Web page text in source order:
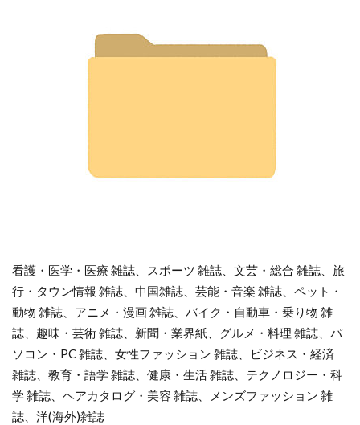
看護・医学・医療 雑誌、スポーツ 雑誌、文芸・総合 雑誌、旅
行・タウン情報 雑誌、中国雑誌、芸能・音楽 雑誌、ペット・
動物 雑誌、アニメ・漫画 雑誌、バイク・自動車・乗り物 雑
誌、趣味・芸術 雑誌、新聞・業界紙、グルメ・料理 雑誌、パ
ソコン・PC 雑誌、女性ファッション 雑誌、ビジネス・経済
雑誌、教育・語学 雑誌、健康・生活 雑誌、テクノロジー・科
学 雑誌、ヘアカタログ・美容 雑誌、メンズファッション 雑
誌、洋(海外)雑誌